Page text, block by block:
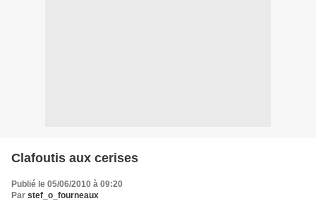
Clafoutis aux cerises
Publié le 05/06/2010 à 09:20
Par stef_o_fourneaux